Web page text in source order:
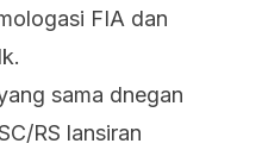
FIA dan
sama dnegan
RS lansiran